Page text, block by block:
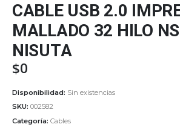
CABLE USB 2.0
MALLADO 32 HILO
NISUTA
$0
Disponibilidad: Sin existencias
SKU: 002582
Categoría: Cables